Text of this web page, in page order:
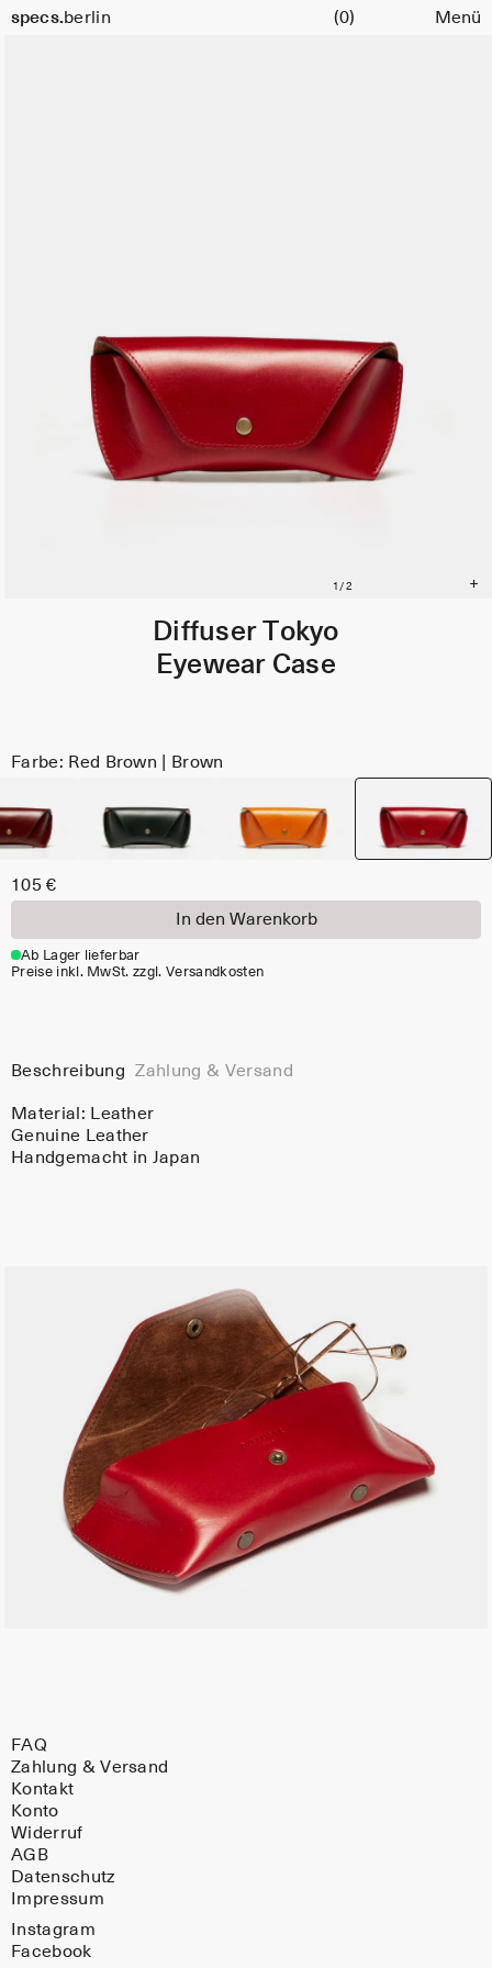
specs.berlin
Warenkorb (0) Menü
Diffuser Tokyo
Eyewear Case
Farbe: Red Brown | Brown
105 €
In den Warenkorb
Ab Lager lieferbar
Preise inkl. MwSt. zzgl. Versandkosten
Beschreibung Zahlung & Versand
Material:
Leather
Genuine Leather
Handgemacht in Japan
FAQ
Zahlung & Versand
Kontakt
Konto
Widerruf
AGB
Datenschutz
Impressum
Instagram
Facebook